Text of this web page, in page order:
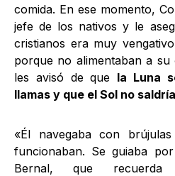
comida. En ese momento,
jefe de los nativos y le
cristianos era muy
porque no alimentaban a
les avisó de que la Luna
llamas y que el Sol no
«Él navegaba con
funcionaban. Se guiaba
Bernal, que